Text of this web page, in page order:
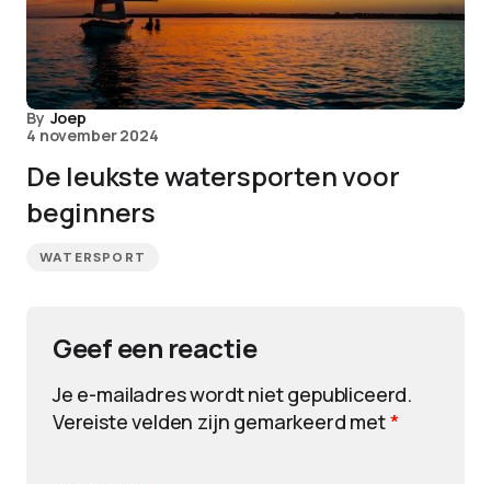
By Joep
4 november 2024
De leukste watersporten voor
beginners
WATERSPORT
Geef een reactie
Je e-mailadres wordt niet gepubliceerd.
Vereiste velden zijn gemarkeerd met*